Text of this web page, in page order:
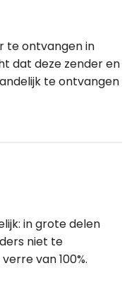
te ontvangen in
dat deze zender en
te ontvangen
in grote delen
niet te
van 100%.